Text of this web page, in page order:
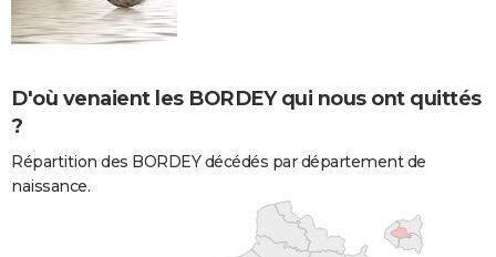
D'où venaient les BORDEY qui nous ont quittés
?
Répartition des BORDEY décédés par département de
naissance.